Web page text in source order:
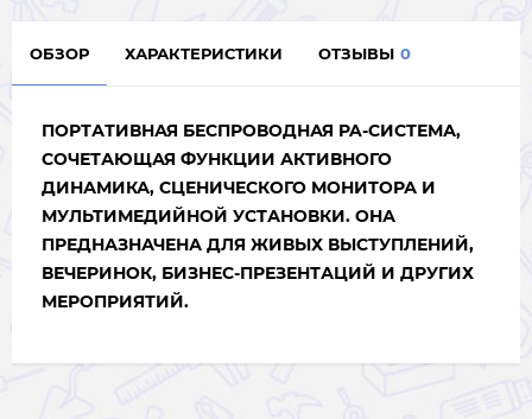
ОБЗОР ХАРАКТЕРИСТИКИ ОТЗЫВЫ 0
ПОРТАТИВНАЯ БЕСПРОВОДНАЯ PA-СИСТЕМА,
СОЧЕТАЮЩАЯ ФУНКЦИИ АКТИВНОГО
ДИНАМИКА, СЦЕНИЧЕСКОГО МОНИТОРА И
МУЛЬТИМЕДИЙНОЙ УСТАНОВКИ. ОНА
ПРЕДНАЗНАЧЕНА ДЛЯ ЖИВЫХ ВЫСТУПЛЕНИЙ,
ВЕЧЕРИНОК, БИЗНЕС-ПРЕЗЕНТАЦИЙ И ДРУГИХ
МЕРОПРИЯТИЙ.